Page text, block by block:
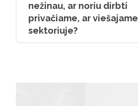
nežinau, ar noriu dirbti
privačiame, ar viešajame
sektoriuje?